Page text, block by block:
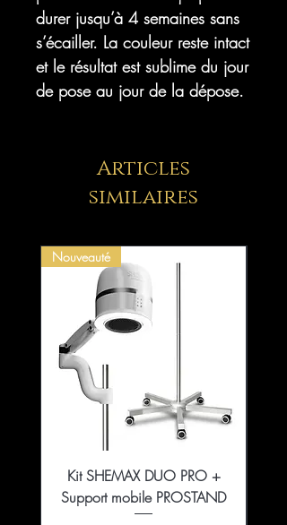
durer jusqu’à 4 semaines sans
s’écailler. La couleur reste intact
et le résultat est sublime du jour
de pose au jour de la dépose.
Articles
similaires
Nouveauté
Kit SHEMAX DUO PRO +
Support mobile PROSTAND